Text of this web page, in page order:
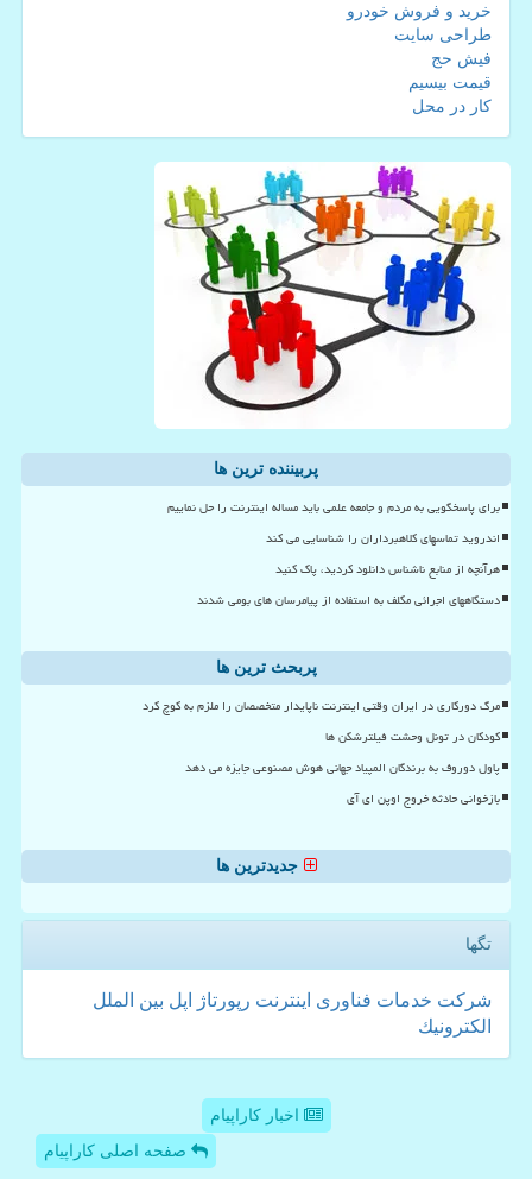
خرید و فروش خودرو
طراحی سایت
فیش حج
قیمت بیسیم
کار در محل
پربیننده ترین ها
برای پاسخگویی به مردم و جامعه علمی باید مساله اینترنت را حل نماییم
اندروید تماسهای کلاهبرداران را شناسایی می کند
هرآنچه از منابع ناشناس دانلود کردید، پاک کنید
دستگاههای اجرائی مکلف به استفاده از پیامرسان های بومی شدند
پربحث ترین ها
مرگ دورکاری در ایران وقتی اینترنت ناپایدار متخصصان را ملزم به کوچ کرد
کودکان در تونل وحشت فیلترشکن ها
پاول دوروف به برندگان المپیاد جهانی هوش مصنوعی جایزه می دهد
بازخوانی حادثه خروج اوپن ای آی
جدیدترین ها
تگها
شركت خدمات فناوری اینترنت رپورتاژ اپل بین الملل
الكترونیك
اخبار کاراپیام
صفحه اصلی کاراپیام